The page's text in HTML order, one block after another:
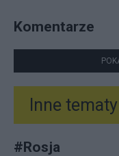
Komentarze
Inne
#Rosja